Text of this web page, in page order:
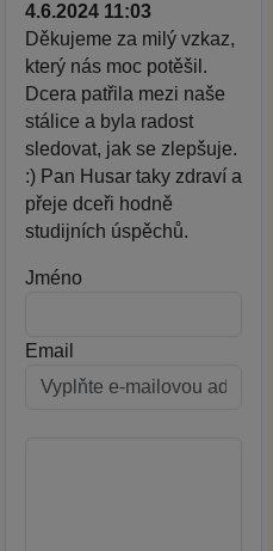
4.6.2024 11:03
Děkujeme za milý vzkaz,
který nás moc potěšil.
Dcera patřila mezi naše
stálice a byla radost
sledovat, jak se zlepšuje.
:) Pan Husar taky zdraví a
přeje dceři hodně
studijních úspěchů.
Jméno
Email